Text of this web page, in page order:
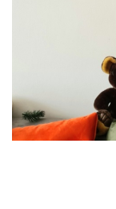
Colier de prietenie
Brățară
Accesorii păr